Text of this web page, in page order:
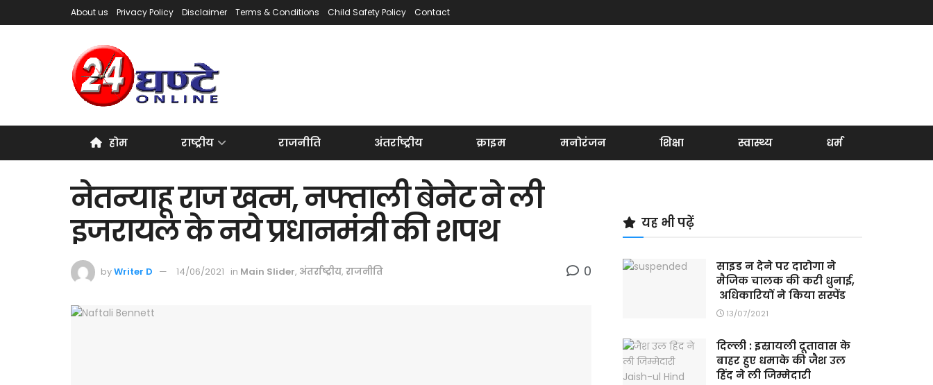
About us Privacy Policy Disclaimer Terms & Conditions Child Safety Policy Contact
होम राष्ट्रीय राजनीति अंतर्राष्ट्रीय क्राइम मनोरंजन शिक्षा स्वास्थ्य धर्म
नेतन्याहू राज खत्म, नफ्ताली बेनेट ने ली
इजरायल के नये प्रधानमंत्री की शपथ
byWriter D 14/06/2021 in Main Slider, अंतर्राष्ट्रीय, राजनीति 0
यह भी पढ़ें
साइड न देने पर दारोगा ने
मैजिक चालक की करी धुनाई,
अधिकारियों ने किया सस्पेंड
13/07/2021
दिल्ली : इस्रायली दूतावास के
बाहर हुए धमाके की जैश उल
हिंद ने ली जिम्मेदारी